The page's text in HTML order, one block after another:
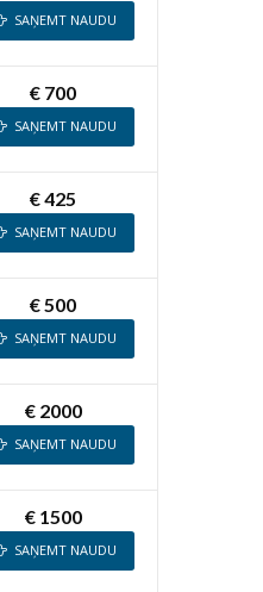
SAŅEMT NAUDU
€ 700
SAŅEMT NAUDU
€ 425
SAŅEMT NAUDU
€ 500
SAŅEMT NAUDU
€ 2000
SAŅEMT NAUDU
€ 1500
SAŅEMT NAUDU